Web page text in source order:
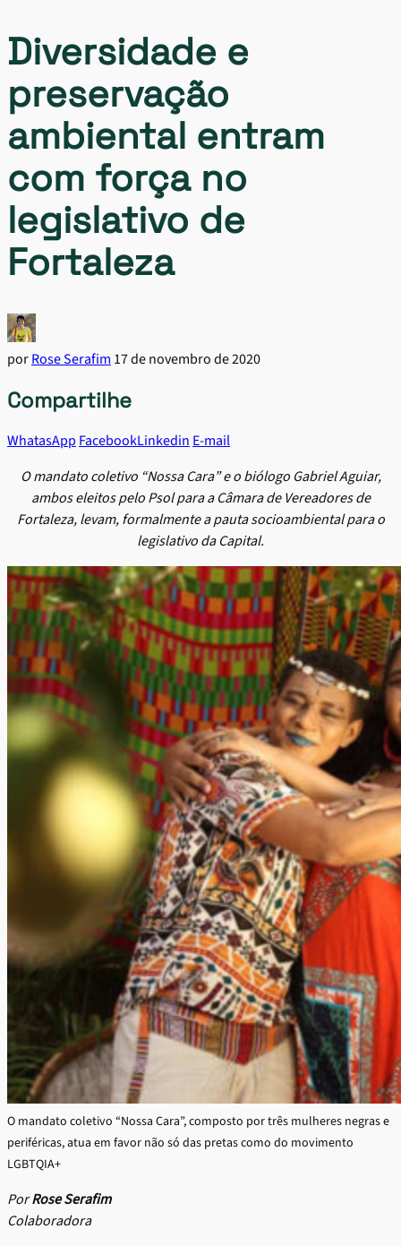
Diversidade e
preservação
ambiental entram
com força no
legislativo de
Fortaleza
porRose Serafim 17 de novembro de 2020
Compartilhe
WhatasApp FacebookLinkedin E-mail
O mandato coletivo “Nossa Cara” e o biólogo Gabriel Aguiar,
ambos eleitos pelo Psol para a Câmara de Vereadores de
Fortaleza, levam, formalmente a pauta socioambiental para o
legislativo da Capital.
O mandato coletivo “Nossa Cara”, composto por três mulheres negras e
periféricas, atua em favor não só das pretas como do movimento
LGBTQIA+
PorRose Serafim
Colaboradora